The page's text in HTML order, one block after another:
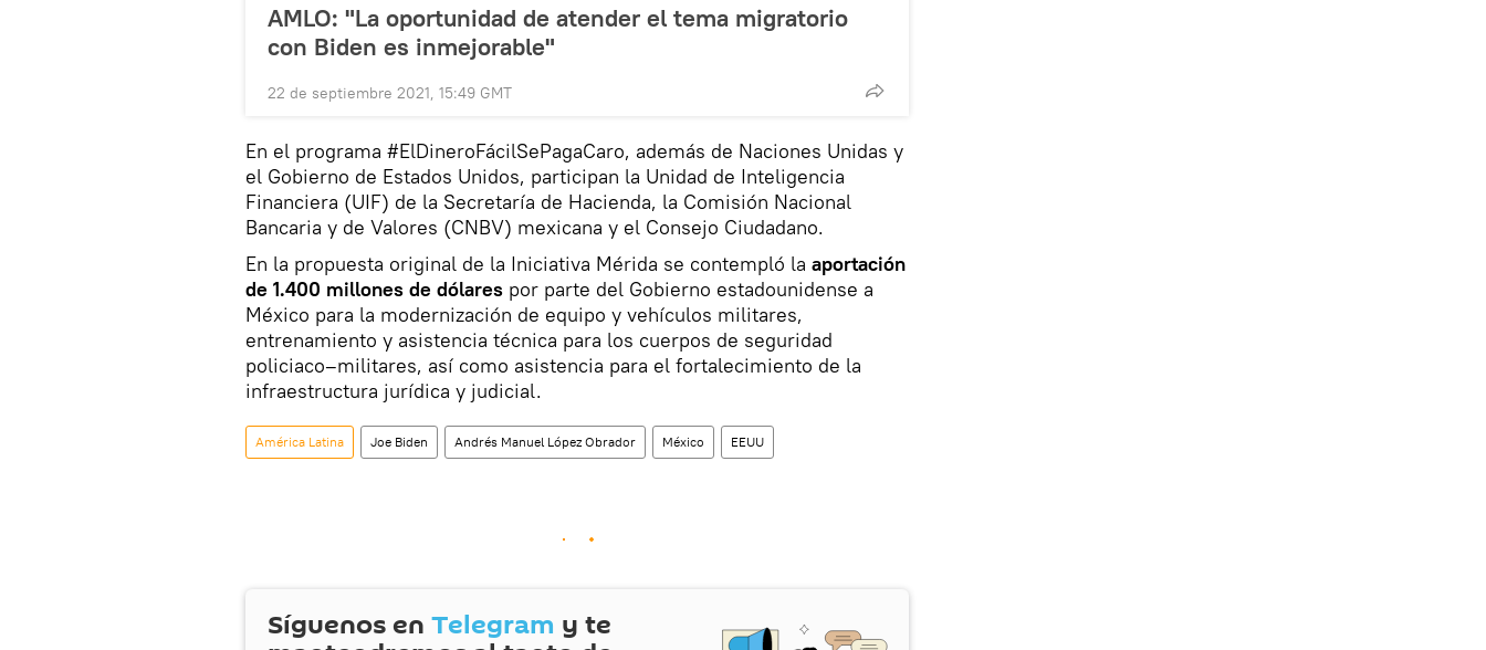
AMLO: "La oportunidad de atender el tema migratorio
con Biden es inmejorable"
22 de septiembre 2021, 15:49 GMT
En el programa #ElDineroFácilSePagaCaro, además de Naciones Unidas y
el Gobierno de Estados Unidos, participan la Unidad de Inteligencia
Financiera (UIF) de la Secretaría de Hacienda, la Comisión Nacional
Bancaria y de Valores (CNBV) mexicana y el Consejo Ciudadano.
En la propuesta original de la Iniciativa Mérida se contempló la aportación
de 1.400 millones de dólares por parte del Gobierno estadounidense a
México para la modernización de equipo y vehículos militares,
entrenamiento y asistencia técnica para los cuerpos de seguridad
policiaco–militares, así como asistencia para el fortalecimiento de la
infraestructura jurídica y judicial.
América Latina Joe Biden Andrés Manuel López Obrador México EEUU
Síguenos en Telegram y te